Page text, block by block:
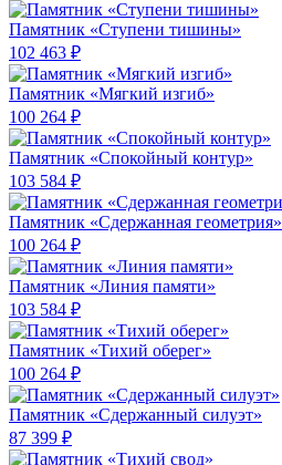
Памятник «Ступени тишины»
102 463 ₽
Памятник «Мягкий изгиб»
100 264 ₽
Памятник «Спокойный контур»
103 584 ₽
Памятник «Сдержанная геометрия»
100 264 ₽
Памятник «Линия памяти»
103 584 ₽
Памятник «Тихий оберег»
100 264 ₽
Памятник «Сдержанный силуэт»
87 399 ₽